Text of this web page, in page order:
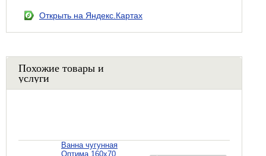
Открыть на Яндекс.Картах
Похожие товары и
услуги
Ванна чугунная
Оптима 160х70